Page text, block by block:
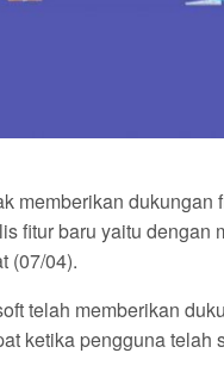
memberikan dukungan
fitur baru yaitu dengan
(07/04).
telah memberikan
ketika pengguna